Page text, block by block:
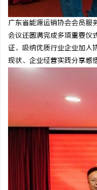
广东省能源运销协会会员服
会议还圆满完成多项重要仪
证，吸纳优质行业企业加入
现状、企业经营实践分享感